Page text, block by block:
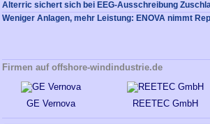
Firmen auf offshore-windindustrie.de
GE Vernova REETEC GmbH